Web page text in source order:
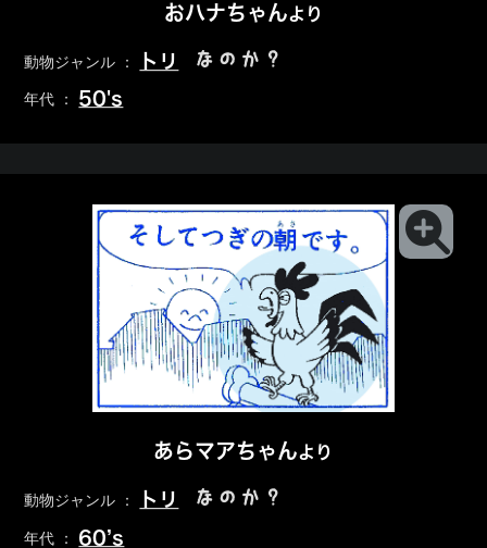
おハナちゃんより
動物ジャンル ： トリ なのか？
年代 ： 50's
あらマアちゃんより
動物ジャンル ： トリ なのか？
年代 ： 60’s